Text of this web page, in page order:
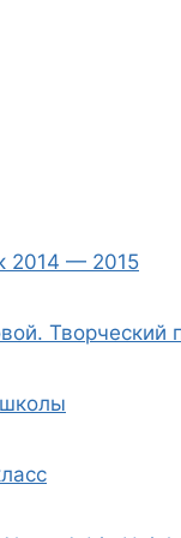
2014 — 2015
Творческий